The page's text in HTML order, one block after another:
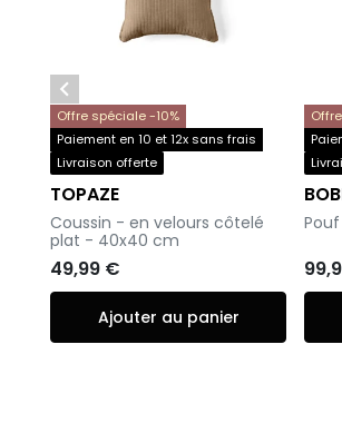
Offre spéciale -10%
Paiement en 10 et 12x sans frais
Livraison offerte
TOPAZE
-
Coussin - en velours côtelé
plat - 40x40 cm
49,99 €
Ajouter au panier
-
